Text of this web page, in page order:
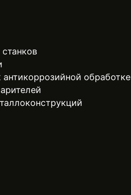
антикоррозийной обработке